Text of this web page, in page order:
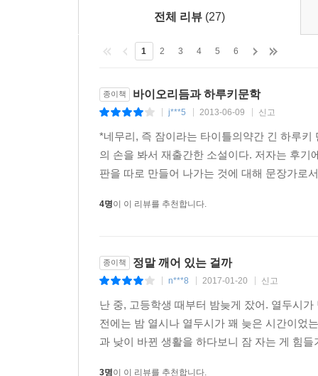
전체 리뷰 (27)
1 2 3 4 5 6
종이책 바이오리듬과 하루키문학
j***5 2013-06-09 신고
*네무리, 즉 잠이라는 타이틀의약간 긴 하루
의 손을 봐서 재출간한 소설이다. 저자는 후
판을 따로 만들어 나가는 것에 대해 문장가로
4명이 이 리뷰를 추천합니다.
종이책 정말 깨어 있는 걸까
n***8 2017-01-20 신고
난 중, 고등학생 때부터 밤늦게 잤어. 열두시
전에는 밤 열시나 열두시가 꽤 늦은 시간이었
과 낮이 바뀐 생활을 하다보니 잠 자는 게 힘
3명이 이 리뷰를 추천합니다.